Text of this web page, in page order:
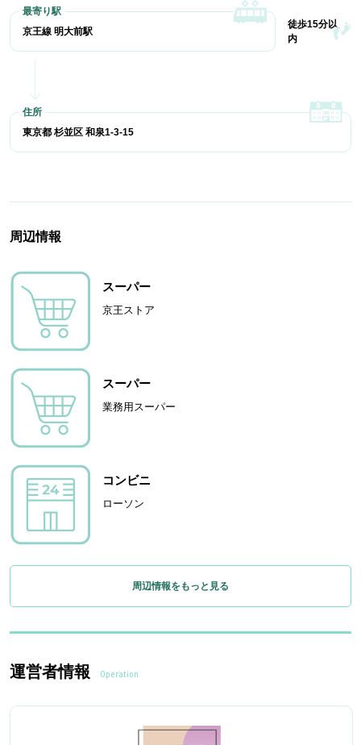
京王線 明大前駅
徒歩15分以
内
東京都 杉並区 和泉1-3-15
周辺情報
スーパー
京王ストア
スーパー
業務用スーパー
コンビニ
ローソン
周辺情報をもっと見る
運営者情報 Operation